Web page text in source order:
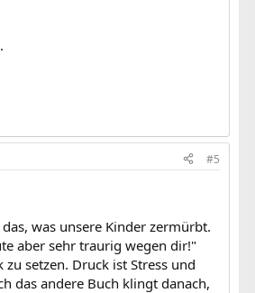
#5
was unsere Kinder zermürbt.
aber sehr traurig wegen dir!"
setzen. Druck ist Stress und
das andere Buch klingt danach,